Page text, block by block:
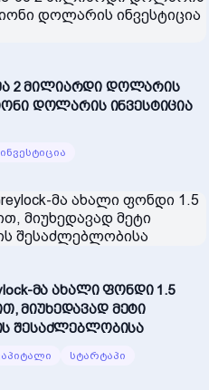
მა 2 მილიარდი დოლარის
დოლარის ინვესტიცია
ინვესტიცია
მა ახალი ფონდი 1.5
მიუხედავად მეტი
შესაძლებლობისა
სტარტაპი